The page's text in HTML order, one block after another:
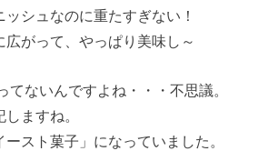
シュなのに重たすぎない！
がって、やっぱり美味し～
てないんですよね・・・不思議。
ますね。
スト菓子」になっていました。